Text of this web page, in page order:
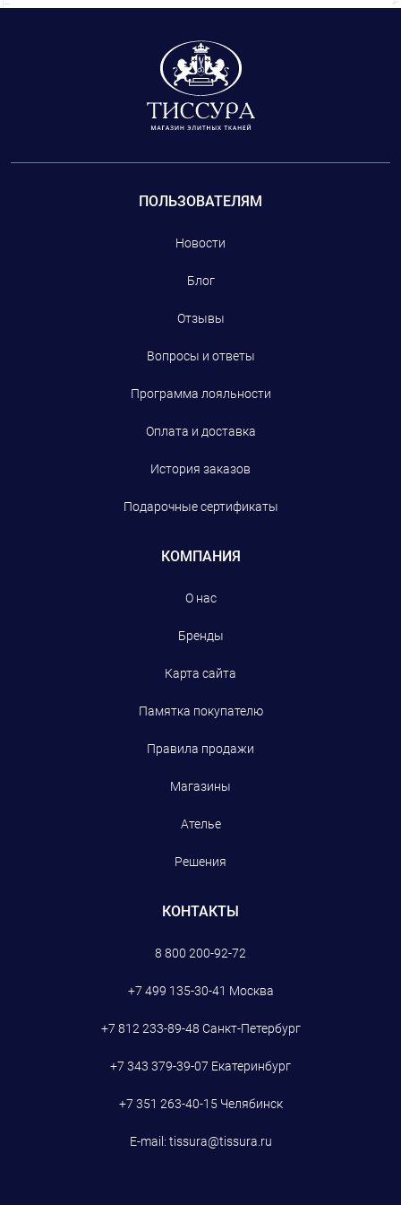
ПОЛЬЗОВАТЕЛЯМ
Новости
Блог
Отзывы
Вопросы и ответы
Программа лояльности
Оплата и доставка
История заказов
Подарочные сертификаты
КОМПАНИЯ
О нас
Бренды
Карта сайта
Памятка покупателю
Правила продажи
Магазины
Ателье
Решения
КОНТАКТЫ
8 800 200-92-72
+7 499 135-30-41 Москва
+7 812 233-89-48 Санкт-Петербург
+7 343 379-39-07 Екатеринбург
+7 351 263-40-15 Челябинск
E-mail: tissura@tissura.ru